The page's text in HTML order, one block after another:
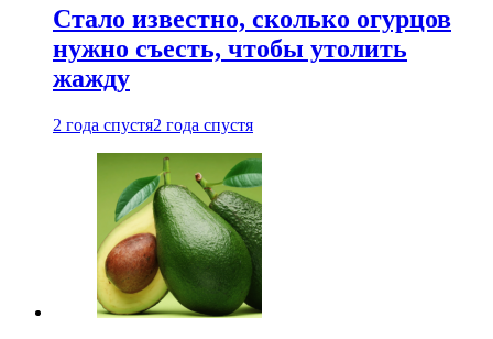
Стало известно, сколько огурцов
нужно съесть, чтобы утолить
жажду
2 года спустя2 года спустя